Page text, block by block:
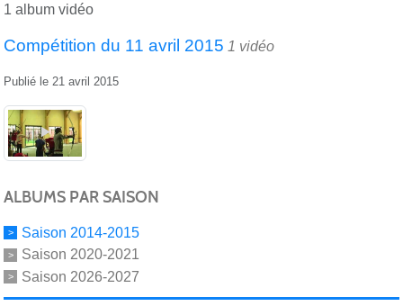
1 album vidéo
Compétition du 11 avril 2015 1 vidéo
Publié le 21 avril 2015
ALBUMS PAR SAISON
Saison 2014-2015
Saison 2020-2021
Saison 2026-2027